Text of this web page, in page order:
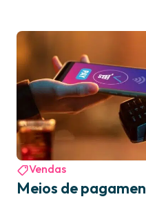
Vendas
Meios de